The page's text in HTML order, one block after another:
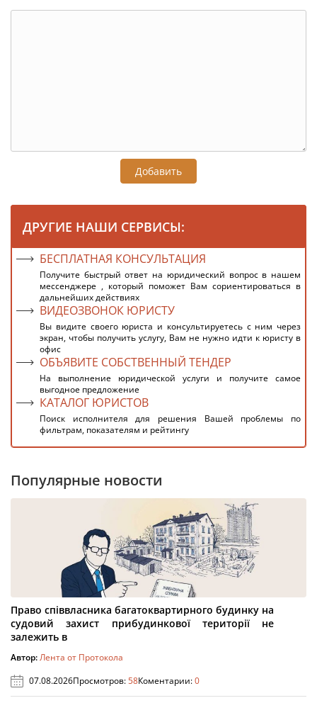
Добавить
ДРУГИЕ НАШИ СЕРВИСЫ:
БЕСПЛАТНАЯ КОНСУЛЬТАЦИЯ
Получите быстрый ответ на юридический вопрос в нашем
мессенджере , который поможет Вам сориентироваться в
дальнейших действиях
ВИДЕОЗВОНОК ЮРИСТУ
Вы видите своего юриста и консультируетесь с ним через
экран, чтобы получить услугу, Вам не нужно идти к юристу в
офис
ОБЪЯВИТЕ СОБСТВЕННЫЙ ТЕНДЕР
На выполнение юридической услуги и получите самое
выгодное предложение
КАТАЛОГ ЮРИСТОВ
Поиск исполнителя для решения Вашей проблемы по
фильтрам, показателям и рейтингу
Популярные новости
Право співвласника багатоквартирного будинку на
судовий захист прибудинкової території не
залежить в
Автор:Лента от Протокола
07.08.2026Просмотров:58Коментарии:0